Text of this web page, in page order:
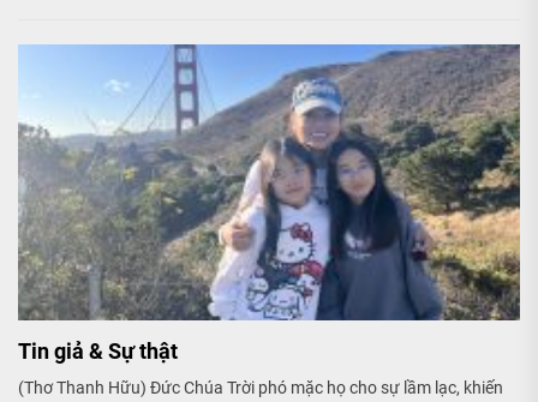
Tin giả & Sự thật
(Thơ Thanh Hữu) Đức Chúa Trời phó mặc họ cho sự lầm lạc, khiến